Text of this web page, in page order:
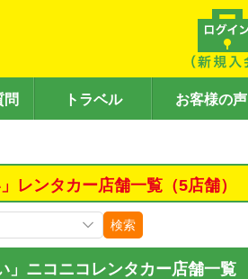
問 トラベル お客様の声
レンタカー店舗一覧（5店舗）
検索
」ニコニコレンタカー店舗一覧